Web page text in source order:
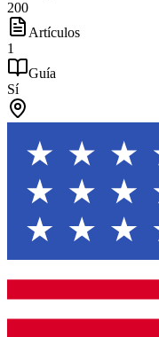
200
Artículos
1
Guía
Sí